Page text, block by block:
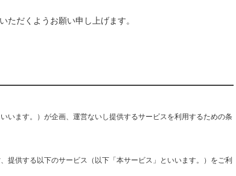
ただくようお願い申し上げます。
います。）が企画、運営ないし提供するサービスを利用するための条
提供する以下のサービス（以下「本サービス」といいます。）をご利